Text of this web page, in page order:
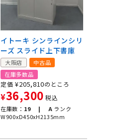
イトーキ シンラインシリ
ーズ スライド上下書庫
大阪店
中古品
在庫多数品
定価 ¥205,810のところ
¥36,300 税込
在庫数： 19 | A ランク
W900xD450xH2135mm